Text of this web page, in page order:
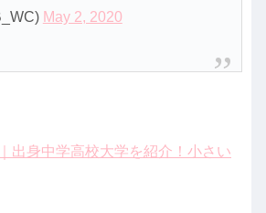
May 2, 2020
出身中学高校大学を紹介！小さい